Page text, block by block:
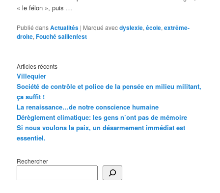
« le félon », puis …
Publié dansActualités | Marqué avecdyslexie,école,extrême-
droite,Fouché saillenfest
Articles récents
Villequier
Société de contrôle et police de la pensée en milieu militant,
ça suffit !
La renaissance…de notre conscience humaine
Dérèglement climatique: les gens n’ont pas de mémoire
Si nous voulons la paix, un désarmement immédiat est
essentiel.
Rechercher